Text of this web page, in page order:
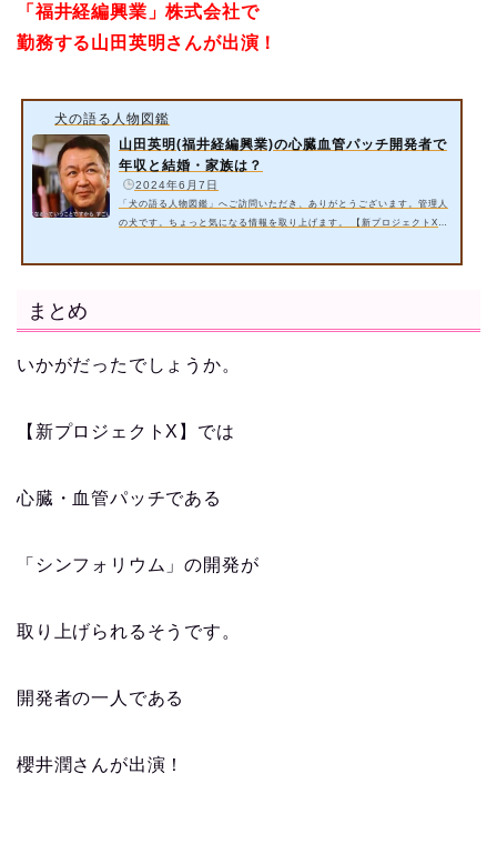
「福井経編興業」株式会社で
勤務する山田英明さんが出演！
犬の語る人物図鑑
山田英明(福井経編興業)の心臓血管パッチ開発者で
年収と結婚・家族は？
2024年6月7日
「犬の語る人物図鑑」へご訪問いただき、ありがとうございます。管理人
の犬です。ちょっと気になる情報を取り上げます。 【新プロジェクトX】
まとめ
いかがだったでしょうか。
【新プロジェクトX】では
心臓・血管パッチである
「シンフォリウム」の開発が
取り上げられるそうです。
開発者の一人である
櫻井潤さんが出演！